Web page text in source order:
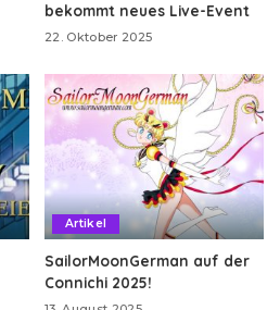
bekommt neues Live-Event
22. Oktober 2025
Artikel
SailorMoonGerman auf der
Connichi 2025!